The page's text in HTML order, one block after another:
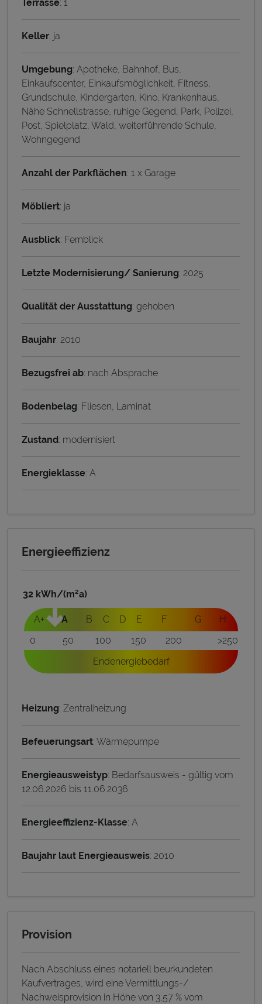
Terrasse: 1
Keller: ja
Umgebung: Apotheke, Bahnhof, Bus,
Einkaufscenter, Einkaufsmöglichkeit, Fitness,
Grundschule, Kindergarten, Kino, Krankenhaus,
Nähe Schnellstrasse, ruhige Gegend, Park, Polizei,
Post, Spielplatz, Wald, weiterführende Schule,
Wohngegend
Anzahl der Parkflächen: 1 x Garage
Möbliert: ja
Ausblick: Fernblick
Letzte Modernisierung/ Sanierung: 2025
Qualität der Ausstattung: gehoben
Baujahr: 2010
Bezugsfrei ab: nach Absprache
Bodenbelag: Fliesen, Laminat
Zustand: modernisiert
Energieklasse: A
Energieeffizienz
A+ A B C D E F G H
32 kWh/(m²a)
0 50 100 150 200
>250
Endenergiebedarf
Heizung: Zentralheizung
Befeuerungsart: Wärmepumpe
Energieausweistyp: Bedarfsausweis - gültig vom
12.06.2026 bis 11.06.2036
Energieeffizienz-Klasse: A
Baujahr laut Energieausweis: 2010
Provision
Nach Abschluss eines notariell beurkundeten
Kaufvertrages, wird eine Vermittlungs-/
Nachweisprovision in Höhe von 3,57 % vom